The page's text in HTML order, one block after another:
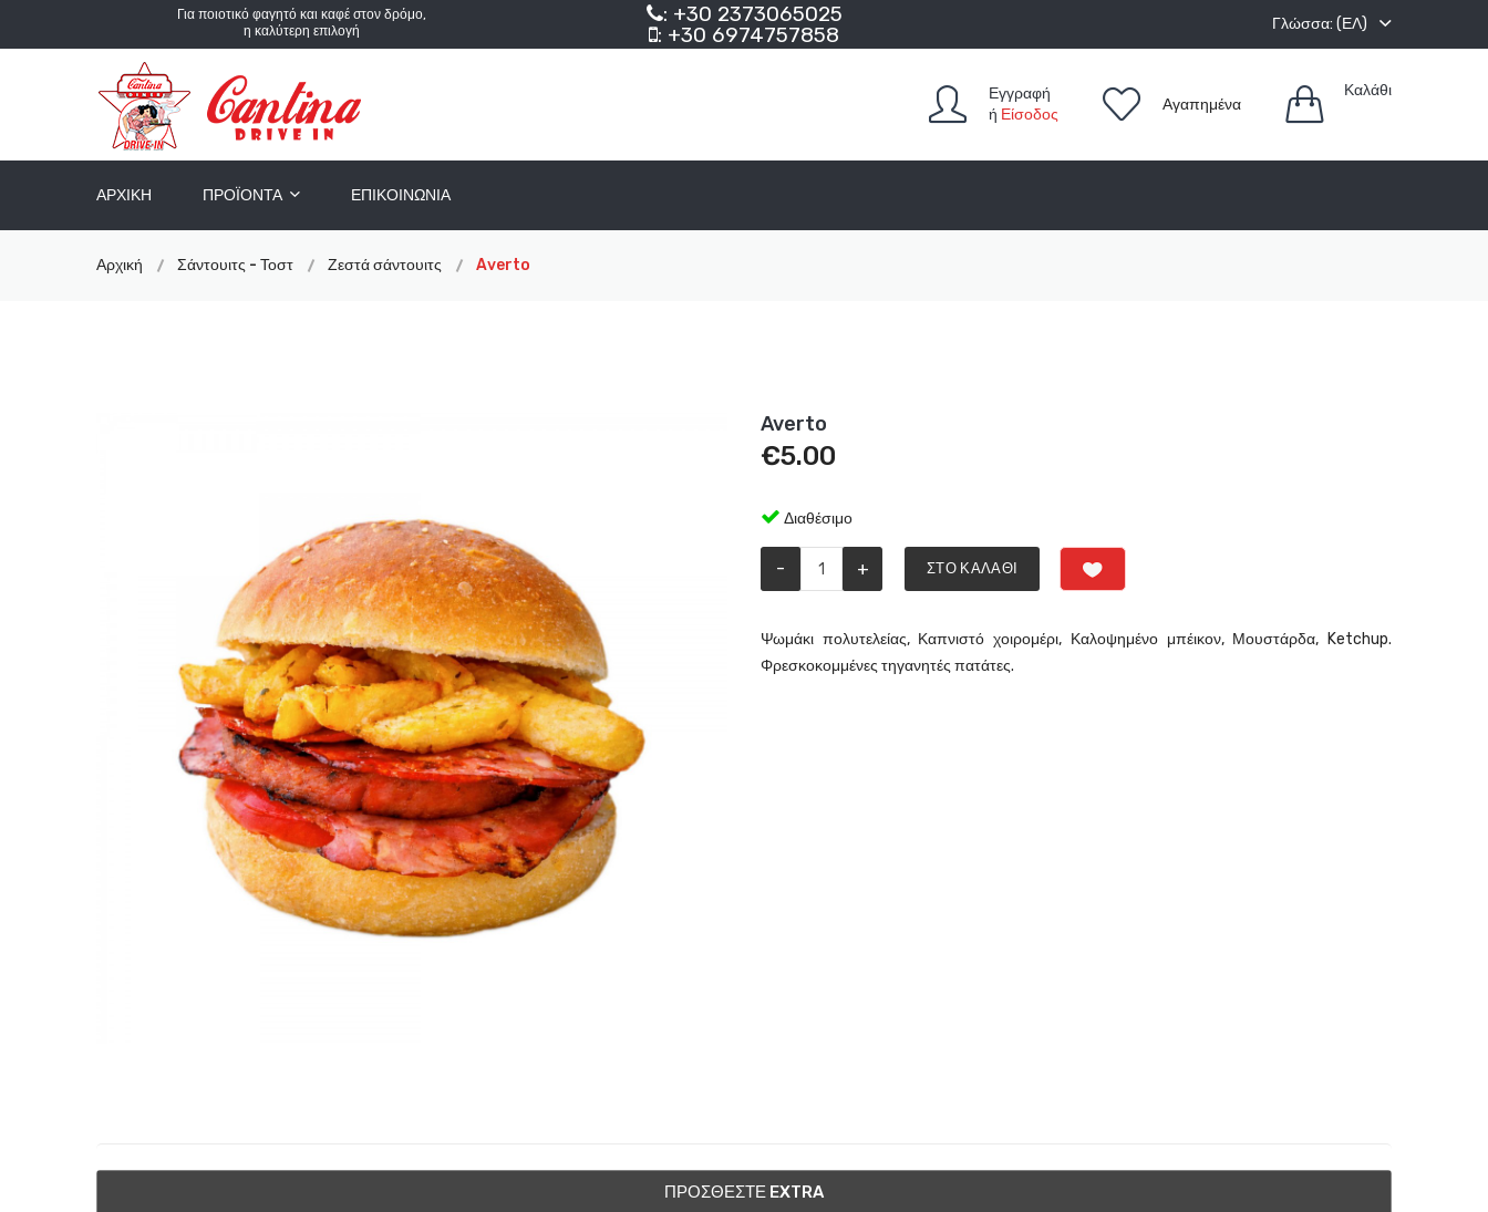
Για ποιοτικό φαγητό και καφέ στον δρόμο,
η καλύτερη επιλογή
: +30 2373065025
: +30 6974757858
Γλώσσα: (ΕΛ)
Εγγραφή
ή Είσοδος
Αγαπημένα
Καλάθι
ΑΡΧΙΚΉ ΠΡΟΪΌΝΤΑ ΕΠΙΚΟΙΝΩΝΊΑ
Αρχική Σάντουιτς - Τοστ Ζεστά σάντουιτς Averto
Averto
€5.00
Διαθέσιμο
- + ΣΤΟ ΚΑΛΆΘΙ
Ψωμάκι πολυτελείας, Καπνιστό χοιρομέρι, Καλοψημένο μπέικον, Μουστάρδα, Ketchup.
Φρεσκοκομμένες τηγανητές πατάτες.
ΠΡΟΣΘΈΣΤΕ EXTRA